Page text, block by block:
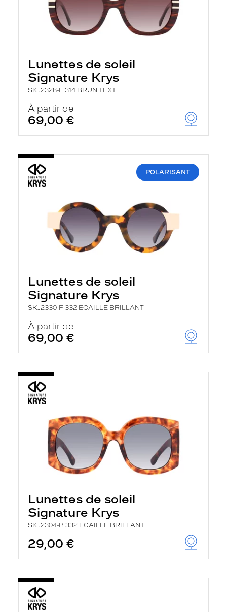
Lunettes de soleil
Signature Krys
SKJ2328-F 314 BRUN TEXT
À partir de
69,00 €
POLARISANT
Lunettes de soleil
Signature Krys
SKJ2330-F 332 ECAILLE BRILLANT
À partir de
69,00 €
Lunettes de soleil
Signature Krys
SKJ2304-B 332 ECAILLE BRILLANT
29,00 €